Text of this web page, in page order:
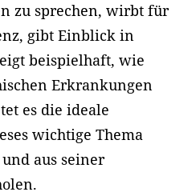
zu sprechen, wirbt für
gibt Einblick in
beispielhaft, wie
Erkrankungen
es die ideale
wichtige Thema
aus seiner